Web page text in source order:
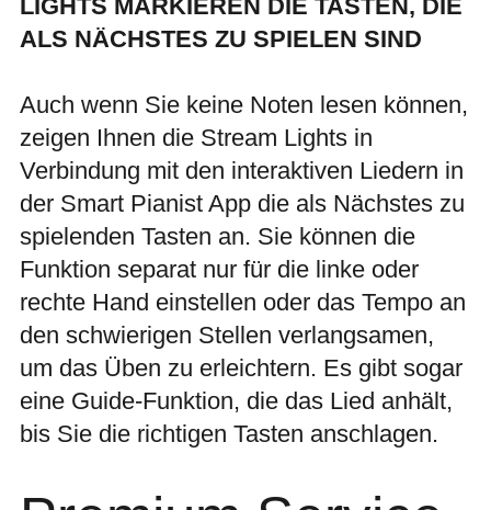
LIGHTS MARKIEREN DIE TASTEN, DIE
ALS NÄCHSTES ZU SPIELEN SIND
Auch wenn Sie keine Noten lesen können,
zeigen Ihnen die Stream Lights in
Verbindung mit den interaktiven Liedern in
der Smart Pianist App die als Nächstes zu
spielenden Tasten an. Sie können die
Funktion separat nur für die linke oder
rechte Hand einstellen oder das Tempo an
den schwierigen Stellen verlangsamen,
um das Üben zu erleichtern. Es gibt sogar
eine Guide-Funktion, die das Lied anhält,
bis Sie die richtigen Tasten anschlagen.